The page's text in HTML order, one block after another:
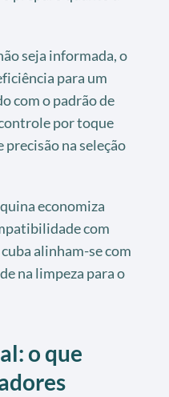
seja informada, o
para um
com o padrão de
por toque
na seleção
economiza
com
alinham-se com
na limpeza para o
o que